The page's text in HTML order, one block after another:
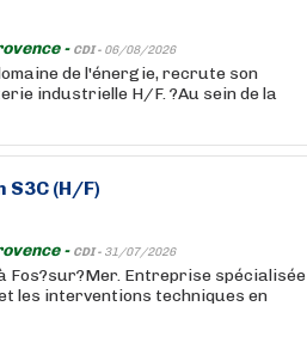
- CDI - 06/08/2026
de l'énergie, recrute son
industrielle H/F. ?Au sein de la
(H/F)
- CDI - 31/07/2026
Entreprise spécialisée
les interventions techniques en